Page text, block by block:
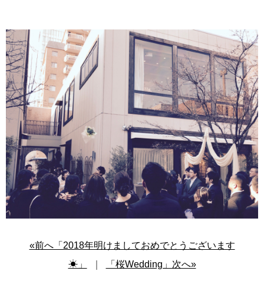
«前へ「2018年明けましておめでとうございます
☀︎」
「桜Wedding」次へ»